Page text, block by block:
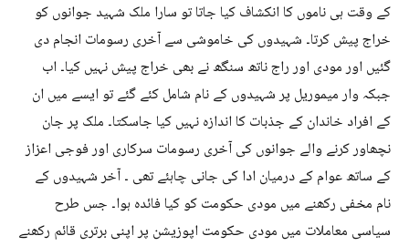
کے وقت ہی ناموں کا انکشاف کیا جاتا تو سارا ملک شہید جوانوں کو
خراج پیش کرتا۔ شہیدوں کی خاموشی سے آخری رسومات انجام دی
گئیں اور مودی اور راج ناتھ سنگھ نے بھی خراج پیش نہیں کیا۔ اب
جبکہ وار میموریل پر شہیدوں کے نام شامل کئے گئے تو ایسے میں ان
کے افراد خاندان کے جذبات کا اندازہ نہیں کیا جاسکتا۔ ملک پر جان
نچھاور کرنے والے جوانوں کی آخری رسومات سرکاری اور فوجی اعزاز
کے ساتھ عوام کے درمیان ادا کی جانی چاہئے تھی ۔ آخر شہیدوں کے
نام مخفی رکھنے میں مودی حکومت کو کیا فائدہ ہوا۔ جس طرح
سیاسی معاملات میں مودی حکومت اپوزیشن پر اپنی برتری قائم رکھنے